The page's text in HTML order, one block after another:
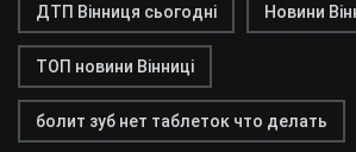
ДТП Вінниця сьогодні Новини
ТОП новини Вінниці
болит зуб нет таблеток что делать